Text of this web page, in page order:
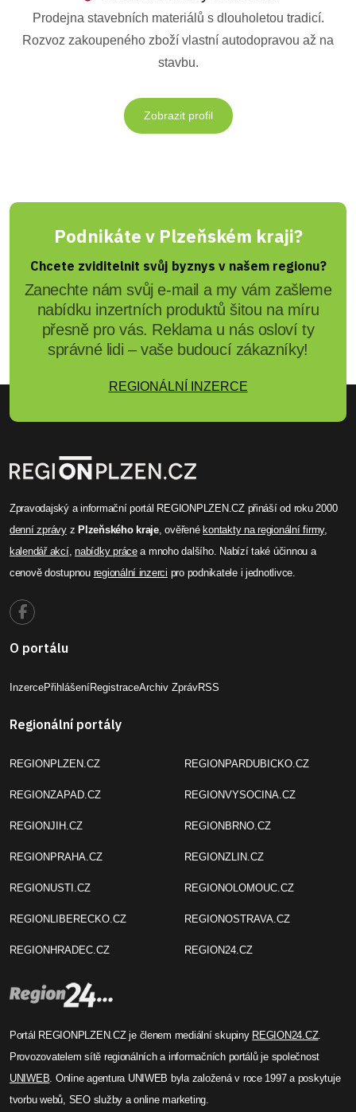
Prodejna stavebních materiálů s dlouholetou tradicí.
Rozvoz zakoupeného zboží vlastní autodopravou až na
stavbu.
Zobrazit profil
Podnikáte v Plzeňském kraji?
Chcete zviditelnit svůj byznys v našem regionu?
Zanechte nám svůj e-mail a my vám zašleme
nabídku inzertních produktů šitou na míru
přesně pro vás. Reklama u nás osloví ty
správné lidi – vaše budoucí zákazníky!
REGIONÁLNÍ INZERCE
Zpravodajský a informační portál REGIONPLZEN.CZ přináší od roku 2000
denní zprávyz Plzeňského kraje, ověřené kontakty na regionální firmy,
kalendář akcí,nabídky prácea mnoho dalšího. Nabízí také účinnou a
cenově dostupnou regionální inzerci pro podnikatele i jednotlivce.
O portálu
InzercePřihlášeníRegistraceArchiv ZprávRSS
Regionální portály
REGIONPLZEN.CZ
REGIONZAPAD.CZ
REGIONJIH.CZ
REGIONPRAHA.CZ
REGIONUSTI.CZ
REGIONLIBERECKO.CZ
REGIONHRADEC.CZ
REGIONPARDUBICKO.CZ
REGIONVYSOCINA.CZ
REGIONBRNO.CZ
REGIONZLIN.CZ
REGIONOLOMOUC.CZ
REGIONOSTRAVA.CZ
REGION24.CZ
Portál REGIONPLZEN.CZ je členem mediální skupiny REGION24.CZ.
Provozovatelem sítě regionálních a informačních portálů je společnost
UNIWEB. Online agentura UNIWEB byla založená v roce 1997 a poskytuje
tvorbu webů, SEO služby a online marketing.